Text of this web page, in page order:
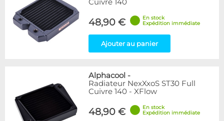
Cuivre 140
48,90 €
En stock
Expédition immédiate
Ajouter au panier
Alphacool -
Radiateur NexXxoS ST30 Full
Cuivre 140 - XFlow
48,90 €
En stock
Expédition immédiate